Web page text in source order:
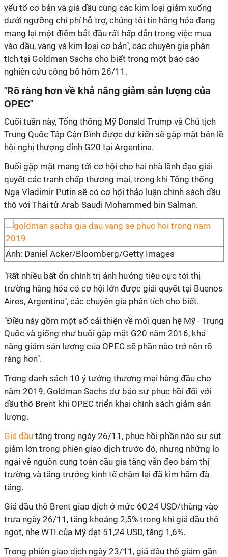
yếu tố cơ bản và giá dầu cùng các kim loại giảm xuống
dưới ngưỡng chi phí hỗ trợ, chúng tôi tin hàng hóa đang
mang lại một điểm bắt đầu rất hấp dẫn trong việc mua
vào dầu, vàng và kim loại cơ bản", các chuyên gia phân
tích tại Goldman Sachs cho biết trong một báo cáo
nghiên cứu công bố hôm 26/11.
"Rõ ràng hơn về khả năng giảm sản lượng của
OPEC"
Cuối tuần này, Tổng thống Mỹ Donald Trump và Chủ tịch
Trung Quốc Tâp Cận Bình được dự kiến sẽ gặp mặt bên lề
hội nghị thượng đỉnh G20 tại Argentina.
Buổi gặp mặt mang tới cơ hội cho hai nhà lãnh đạo giải
quyết các tranh chấp thương mại, trong khi Tổng thống
Nga Vladimir Putin sẽ có cơ hội thảo luận chính sách dầu
thô với Thái tử Arab Saudi Mohammed bin Salman.
Ảnh: Daniel Acker/Bloomberg/Getty Images
"Rất nhiều bất ổn chính trị ảnh hưởng tiêu cực tới thị
trường hàng hóa có cơ hội lớn được giải quyết tại Buenos
Aires, Argentina", các chuyên gia phân tích cho biết.
"Điều này gồm một số cải thiện về mối quan hệ Mỹ - Trung
Quốc và giống như buổi gặp mặt G20 năm 2016, khả
năng giảm sản lượng của OPEC sẽ phần nào trở nên rõ
ràng hơn".
Trong danh sách 10 ý tưởng thương mại hàng đầu cho
năm 2019, Goldman Sachs dự báo sự phục hồi đối với
dầu thô Brent khi OPEC triển khai chính sách giảm sản
lượng.
Giá dầu tăng trong ngày 26/11, phục hồi phần nào sự sụt
giảm lớn trong phiên giao dịch trước đó, nhưng những lo
ngại về nguồn cung toàn cầu gia tăng vẫn đeo bám thị
trường và tăng trưởng kinh tế chậm lại đã kìm hãm đà
tăng.
Giá dầu thô Brent giao dịch ở mức 60,24 USD/thùng vào
trưa ngày 26/11, tăng khoảng 2,5% trong khi giá dầu thô
ngọt, nhẹ WTI của Mỹ đạt 51,24 USD, tăng 1,6%.
Trong phiên giao dịch ngày 23/11, giá dầu thô giảm gần